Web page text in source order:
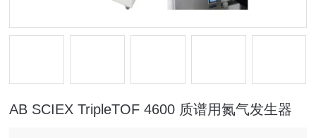
AB SCIEX TripleTOF 4600 质谱用氮气发生器